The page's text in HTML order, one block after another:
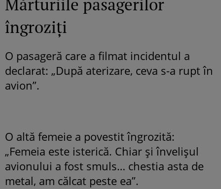
Mărturiile pasagerilor
îngroziți
O pasageră care a filmat incidentul a
declarat: „După aterizare, ceva s-a rupt în
avion”.
O altă femeie a povestit îngrozită:
„Femeia este isterică. Chiar și învelișul
avionului a fost smuls… chestia asta de
metal, am călcat peste ea”.